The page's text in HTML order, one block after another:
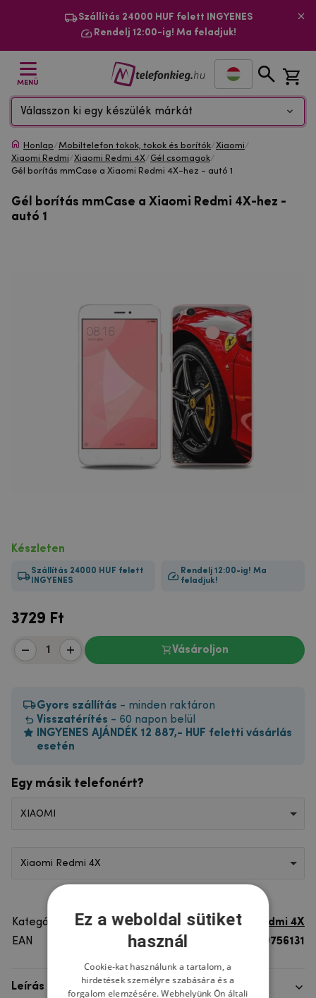
Szállítás 24000 HUF felett INGYENES
Rendelj 12:00-ig! Ma feladjuk!
MENÜ
Válasszon ki egy készülék márkát
Honlap/Mobiltelefon tokok, tokok és borítók/Xiaomi/
Xiaomi Redmi/Xiaomi Redmi 4X/Gél csomagok/
Gél borítás mmCase a Xiaomi Redmi 4X-hez - autó 1
Gél borítás mmCase a Xiaomi Redmi 4X-hez -
autó 1
Készleten
Szállítás 24000 HUF felett
INGYENES
Rendelj 12:00-ig! Ma
feladjuk!
3729 Ft
Vásároljon
Gyors szállítás - minden raktáron
Visszatérítés - 60 napon belül
INGYENES AJÁNDÉK 12 887,- HUF feletti vásárlás
esetén
Egy másik telefonért?
XIAOMI
Xiaomi Redmi 4X
Kategória
Xiaomi Redmi 4X
EAN
8596579756131
Leírás
Ez a weboldal sütiket
használ
Cookie-kat használunk a tartalom, a
hirdetések személyre szabására és a
forgalom elemzésére. Webhelyünk Ön általi